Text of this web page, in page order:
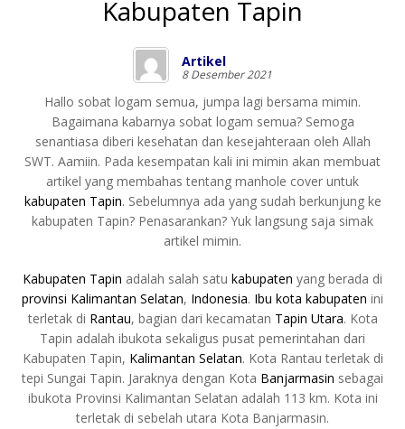
Kabupaten Tapin
Artikel
8 Desember 2021
Hallo sobat logam semua, jumpa lagi bersama mimin.
Bagaimana kabarnya sobat logam semua? Semoga
senantiasa diberi kesehatan dan kesejahteraan oleh Allah
SWT. Aamiin. Pada kesempatan kali ini mimin akan membuat
artikel yang membahas tentang manhole cover untuk
kabupaten Tapin. Sebelumnya ada yang sudah berkunjung ke
kabupaten Tapin? Penasarankan? Yuk langsung saja simak
artikel mimin.
Kabupaten Tapin adalah salah satu kabupaten yang berada di
provinsi Kalimantan Selatan, Indonesia. Ibu kota kabupaten ini
terletak di Rantau, bagian dari kecamatan Tapin Utara. Kota
Tapin adalah ibukota sekaligus pusat pemerintahan dari
Kabupaten Tapin, Kalimantan Selatan. Kota Rantau terletak di
tepi Sungai Tapin. Jaraknya dengan Kota Banjarmasin sebagai
ibukota Provinsi Kalimantan Selatan adalah 113 km. Kota ini
terletak di sebelah utara Kota Banjarmasin.